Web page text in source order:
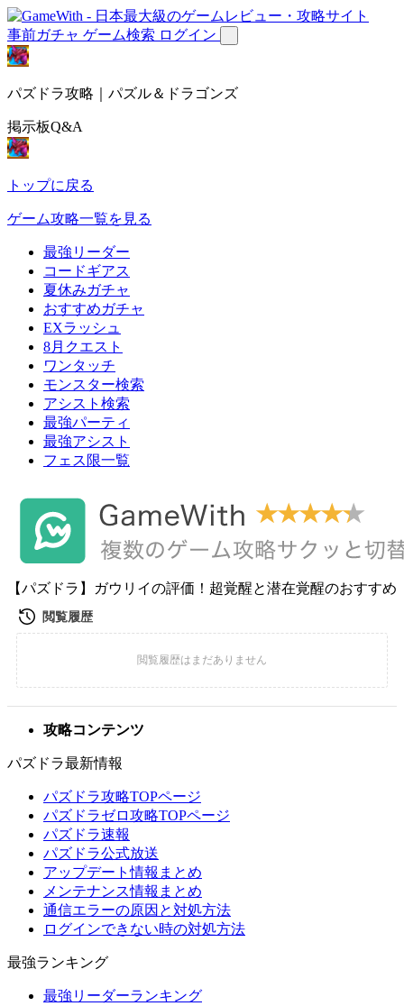
事前ガチャ ゲーム検索 ログイン
パズドラ攻略｜パズル＆ドラゴンズ
掲示板Q&A
トップに戻る
ゲーム攻略一覧を見る
最強リーダー
コードギアス
夏休みガチャ
おすすめガチャ
EXラッシュ
8月クエスト
ワンタッチ
モンスター検索
アシスト検索
最強パーティ
最強アシスト
フェス限一覧
【パズドラ】ガウリイの評価！超覚醒と潜在覚醒のおすすめ
攻略コンテンツ
パズドラ最新情報
パズドラ攻略TOPページ
パズドラゼロ攻略TOPページ
パズドラ速報
パズドラ公式放送
アップデート情報まとめ
メンテナンス情報まとめ
通信エラーの原因と対処方法
ログインできない時の対処方法
最強ランキング
最強リーダーランキング